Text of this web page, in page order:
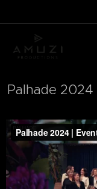
Palhade